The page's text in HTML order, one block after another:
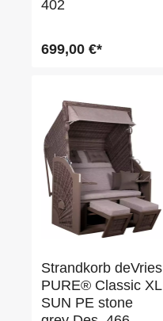
402
699,00 €*
Strandkorb deVries
PURE® Classic XL
SUN PE stone